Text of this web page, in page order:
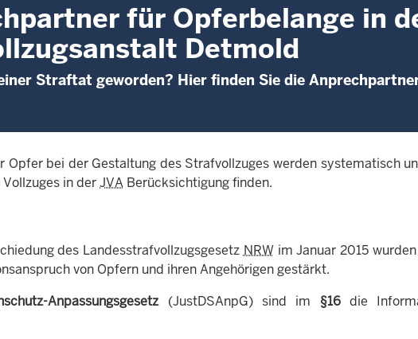
für Opferbelange in
Detmold
Straftat geworden? Hier finden Sie die
Opfer bei der Gestaltung des Strafvollzuges werden systematisch
in derJVA Berücksichtigung finden.
des Landesstrafvollzugsgesetz NRWim Januar 2015
von Opfern und ihren Angehörigen gestärkt.
Anpassungsgesetz(JustDSAnpG) sind im §16die